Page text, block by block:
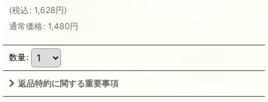
(税込: 1,628円)
通常価格: 1,480円
数量:
返品特約に関する重要事項